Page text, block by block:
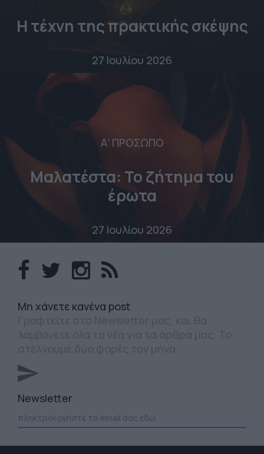
Η τέχνη της πρακτικής σκέψης
27 Ιουλίου 2026
Α' ΠΡΟΣΩΠΟ
Μαλατέστα: Το ζήτημα του
έρωτα
27 Ιουλίου 2026
Mη χάνετε κανένα post
Newsletter